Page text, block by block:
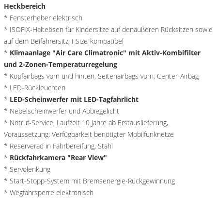
Heckbereich
* Fensterheber elektrisch
* ISOFIX-Halteösen für Kindersitze auf denäußeren Rücksitzen sowie
auf dem Beifahrersitz, i-Size-kompatibel
* Klimaanlage "Air Care Climatronic" mit Aktiv-Kombifilter
und 2-Zonen-Temperaturregelung
* Kopfairbags vorn und hinten, Seitenairbags vorn, Center-Airbag
* LED-Rückleuchten
* LED-Scheinwerfer mit LED-Tagfahrlicht
* Nebelscheinwerfer und Abbiegelicht
* Notruf-Service, Laufzeit 10 Jahre ab Erstauslieferung,
Voraussetzung: Verfügbarkeit benötigter Mobilfunknetze
* Reserverad in Fahrbereifung, Stahl
* Rückfahrkamera "Rear View"
* Servolenkung
* Start-Stopp-System mit Bremsenergie-Rückgewinnung
* Wegfahrsperre elektronisch